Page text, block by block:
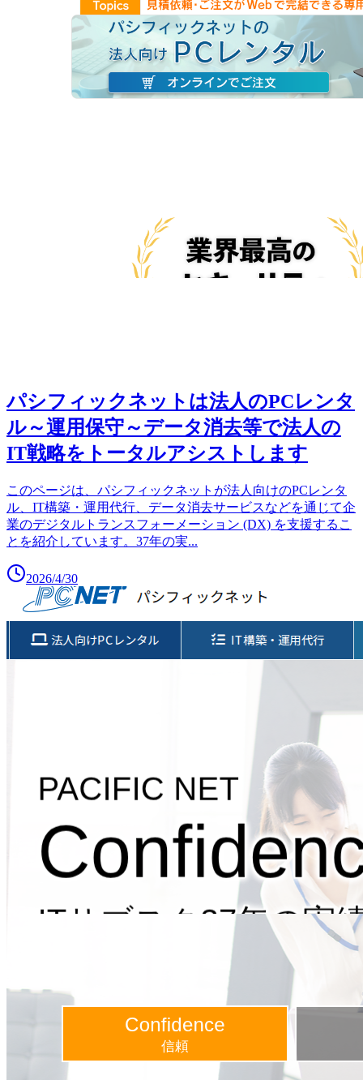
パシフィックネットは法人のPCレンタ
ル～運用保守～データ消去等で法人の
IT戦略をトータルアシストします
このページは、パシフィックネットが法人向けのPCレンタ
ル、IT構築・運用代行、データ消去サービスなどを通じて企
業のデジタルトランスフォーメーション (DX) を支援するこ
とを紹介しています。37年の実...
2026/4/30